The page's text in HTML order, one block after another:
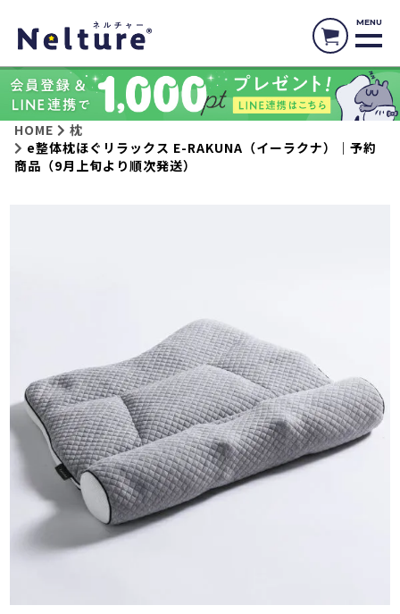
MENU
HOME
枕
e整体枕ほぐリラックス E-RAKUNA（イーラクナ）｜予約
商品（9月上旬より順次発送）